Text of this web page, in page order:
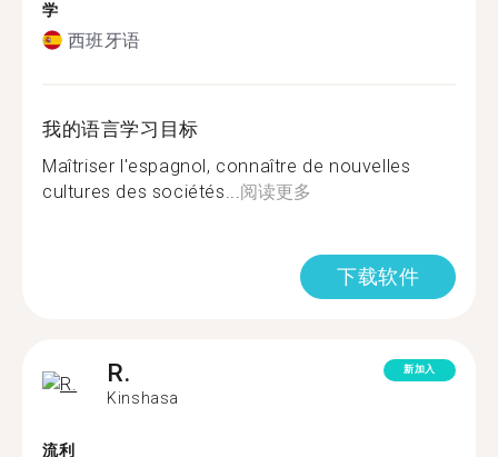
学
西班牙语
我的语言学习目标
Maîtriser l'espagnol, connaître de nouvelles
cultures des sociétés... 阅读更多
下载软件
R.
Kinshasa
新加入
流利